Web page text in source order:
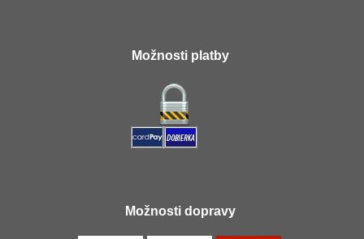
Možnosti platby
Možnosti dopravy